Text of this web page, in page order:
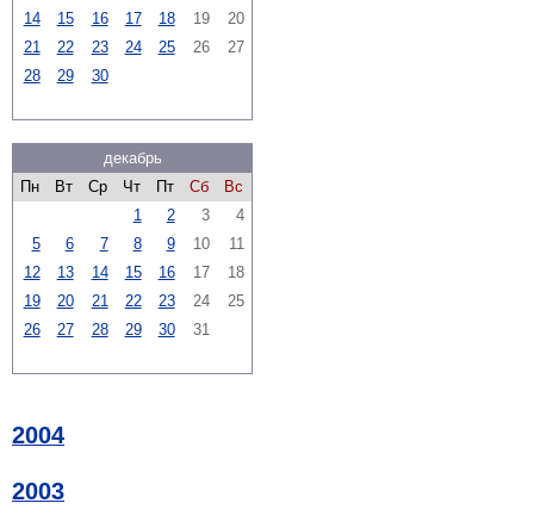
14
15 16 17 18 19
20
21
22 23 24 25 26
27
28
29 30
декабрь
Пн
Вт Ср Чт Пт Сб
Вс
1
2 3
4
5
6 7 8 9 10
11
12
13 14 15 16 17
18
19
20 21 22 23 24
25
26
27 28 29 30 31
2004
2003